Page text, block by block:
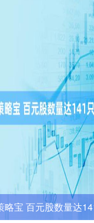
略宝 百元股数量达141